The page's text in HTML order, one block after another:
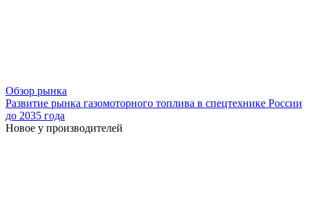
Обзор рынка
Развитие рынка газомоторного топлива в спецтехнике России
до 2035 года
Новое у производителей